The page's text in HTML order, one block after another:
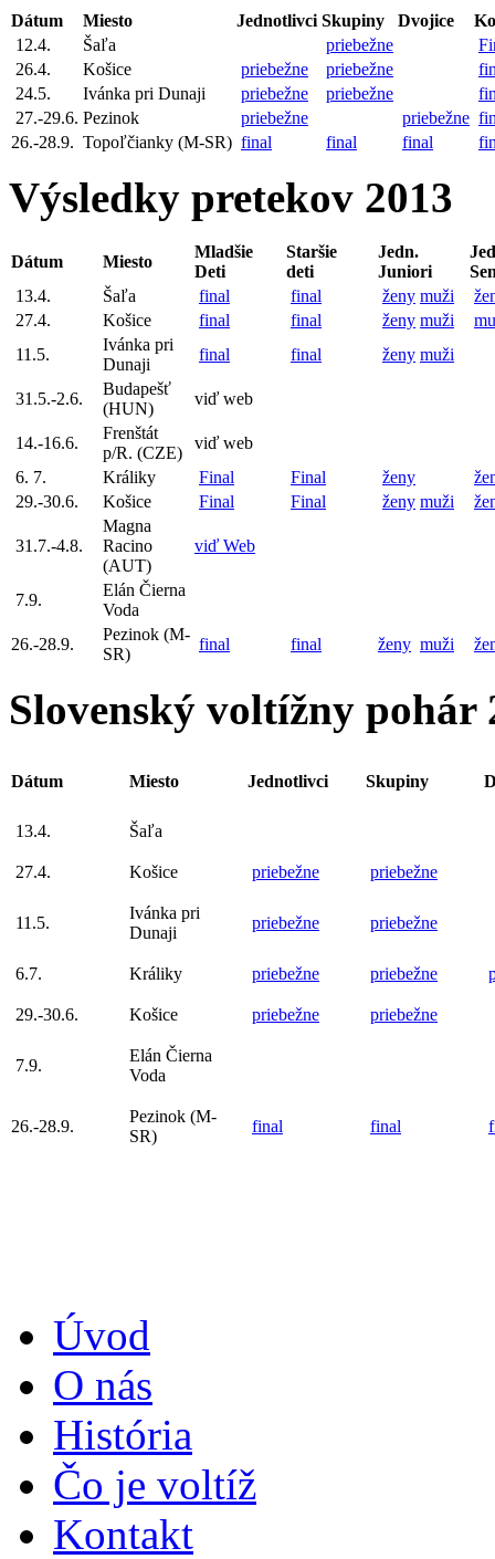
Dátum Miesto Jednotlivci Skupiny Dvojice
12.4.
Šaľa priebežne
26.4.
Košice priebežne priebežne
24.5.
Ivánka pri Dunaji priebežne priebežne
27.-29.6. Pezinok priebežne priebežne
26.-28.9. Topoľčianky (M-SR) final final final
Výsledky pretekov 2013
Dátum Miesto
Mladšie
Deti
Staršie
deti
Jedn.
Juniori
13.4.
Šaľa final final ženy muži
27.4.
Košice final final ženy muži
11.5.
Ivánka pri
Dunaji
final final ženy muži
31.5.-2.6.
Budapešť
(HUN)
viď web
14.-16.6.
Frenštát
p/R. (CZE)
viď web
6. 7.
Králiky Final Final ženy
29.-30.6.
Košice Final Final ženy muži
31.7.-4.8.
Magna
Racino
(AUT)
viď Web
7.9.
Elán Čierna
Voda
26.-28.9.
Pezinok (M-
SR)
final final ženy muži
Slovenský voltížny pohár
Dátum Miesto Jednotlivci Skupiny
13.4. Šaľa
27.4. Košice priebežne priebežne
11.5.
Ivánka pri
Dunaji
priebežne priebežne
6.7. Králiky priebežne priebežne
29.-30.6. Košice priebežne priebežne
7.9.
Elán Čierna
Voda
26.-28.9.
Pezinok (M-
SR)
final final
Úvod
O nás
História
Čo je voltíž
Kontakt